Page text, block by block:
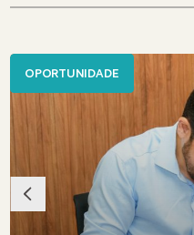
OPORTUNIDADE